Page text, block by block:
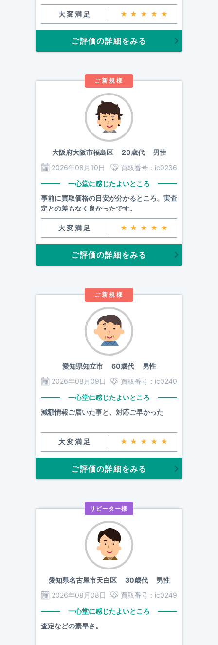
たです。
大変満足
★★★★★
ご評価の詳細をみる
ご新規様
大阪府大阪市福島区20歳代 男性
2026年08月10日
買取番号： ic0236
一心堂に感じたよいところ
事前に買取価格の目安が分かるところ。実査
定との差もなく良かったです。
大変満足 ★★★★★
ご評価の詳細をみる
ご新規様
愛知県知立市60歳代 男性
2026年08月09日
買取番号： ic0240
一心堂に感じたよいところ
減額情報ご届いた事と、対応ご早かった
大変満足 ★★★★★
ご評価の詳細をみる
リピーター様
愛知県名古屋市天白区30歳代 男性
2026年08月08日
買取番号： ic0249
一心堂に感じたよいところ
査定などの素早さ。